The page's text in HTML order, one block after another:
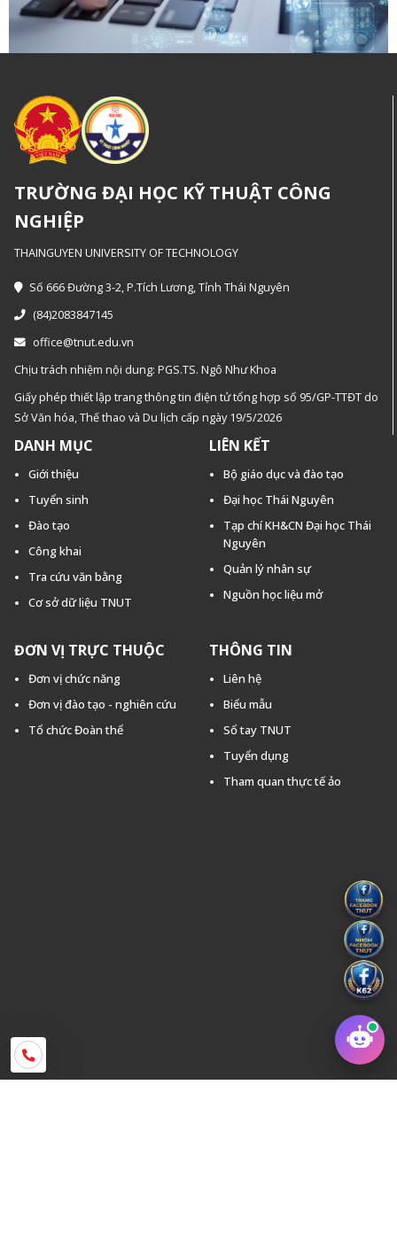
TRƯỜNG ĐẠI HỌC KỸ THUẬT CÔNG
NGHIỆP
THAINGUYEN UNIVERSITY OF TECHNOLOGY
Số 666 Đường 3-2, P.Tích Lương, Tỉnh Thái Nguyên
(84)2083847145
office@tnut.edu.vn
Chịu trách nhiệm nội dung: PGS.TS. Ngô Như Khoa
Giấy phép thiết lập trang thông tin điện tử tổng hợp số 95/GP-TTĐT do
Sở Văn hóa, Thế thao và Du lịch cấp ngày 19/5/2026
DANH MỤC
Giới thiệu
Tuyển sinh
Đào tạo
Công khai
Tra cứu văn bằng
Cơ sở dữ liệu TNUT
LIÊN KẾT
Bộ giáo dục và đào tạo
Đại học Thái Nguyên
Tạp chí KH&CN Đại học Thái
Nguyên
Quản lý nhân sự
Nguồn học liệu mở
ĐƠN VỊ TRỰC THUỘC
Đơn vị chức năng
Đơn vị đào tạo - nghiên cứu
Tổ chức Đoàn thể
THÔNG TIN
Liên hệ
Biểu mẫu
Sổ tay TNUT
Tuyển dụng
Tham quan thực tế ảo